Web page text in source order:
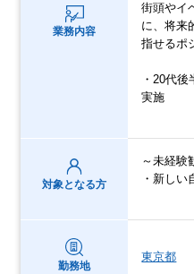
業務内容
街頭やイ
に、将来
指せるポ
・20代
実施
対象となる方
～未経験
・新しい
勤務地
東京都